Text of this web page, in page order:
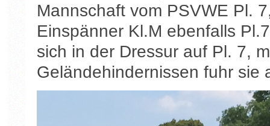
Mannschaft vom PSVWE Pl.
Einspänner Kl.M ebenfalls
sich in der Dressur auf Pl. 7,
Geländehindernissen fuhr sie